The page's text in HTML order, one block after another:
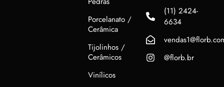
Porcelanato /
Cerâmica
Tijolinhos /
Cerâmicos
Vinílicos
(11) 2424-
6634
@florb.br